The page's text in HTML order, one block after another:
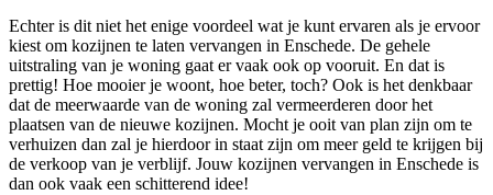
Echter is dit niet het enige voordeel wat je kunt ervaren als je ervoor
kiest om kozijnen te laten vervangen in Enschede. De gehele
uitstraling van je woning gaat er vaak ook op vooruit. En dat is
prettig! Hoe mooier je woont, hoe beter, toch? Ook is het denkbaar
dat de meerwaarde van de woning zal vermeerderen door het
plaatsen van de nieuwe kozijnen. Mocht je ooit van plan zijn om te
verhuizen dan zal je hierdoor in staat zijn om meer geld te krijgen bij
de verkoop van je verblijf. Jouw kozijnen vervangen in Enschede is
dan ook vaak een schitterend idee!